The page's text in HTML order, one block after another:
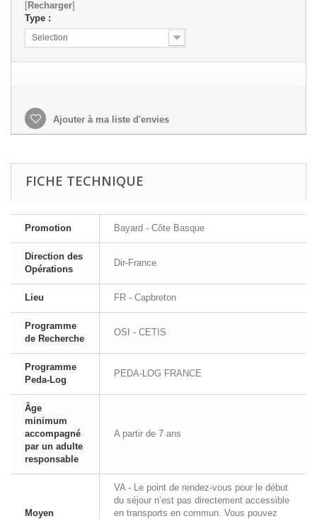
[Recharger]
Type :
Selection
Ajouter à ma liste d'envies
FICHE TECHNIQUE
Promotion Bayard - Côte Basque
Direction des
Opérations
Dir-France
Lieu FR - Capbreton
Programme
de Recherche
OSI - CETIS
Programme
Peda-Log
PEDA-LOG FRANCE
Âge
minimum
accompagné
par un adulte
responsable
A partir de 7 ans
Moyen
VA - Le point de rendez-vous pour le début
du séjour n’est pas directement accessible
en transports en commun. Vous pouvez